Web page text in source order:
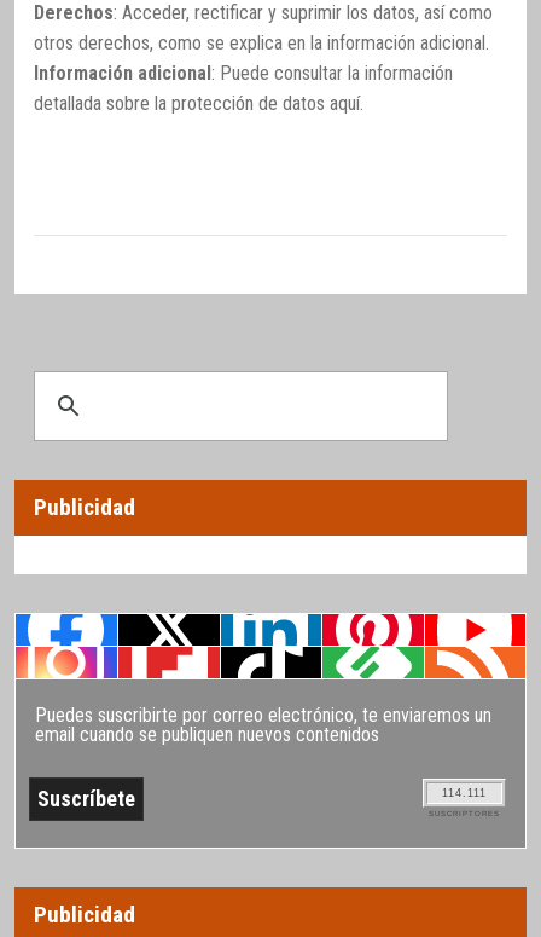
Derechos: Acceder, rectificar y suprimir los datos, así como
otros derechos, como se explica en la información adicional.
Información adicional: Puede consultar la información
detallada sobre la protección de datos aquí.
Publicidad
Puedes suscribirte por correo electrónico, te enviaremos un
email cuando se publiquen nuevos contenidos
114.111
SUSCRIPTORES
Publicidad